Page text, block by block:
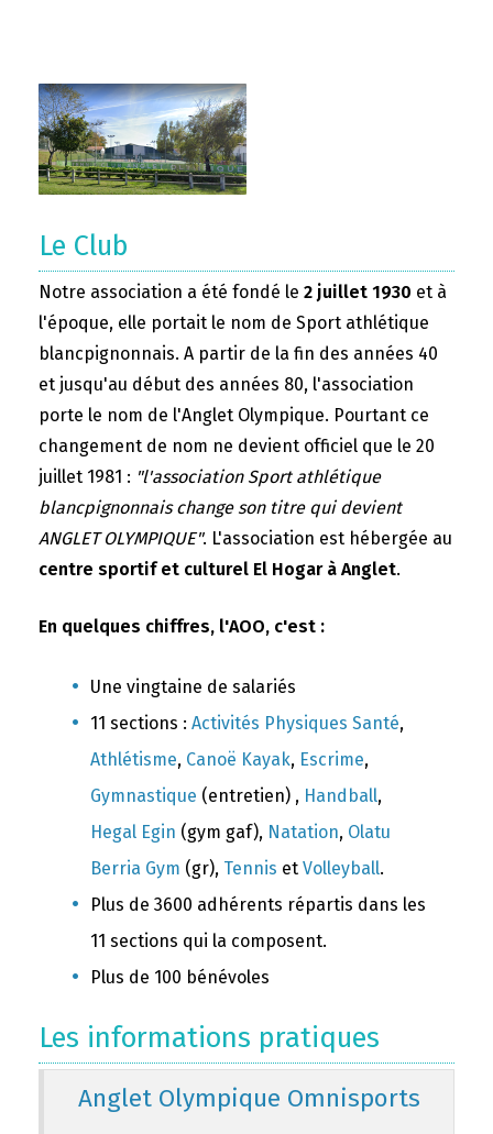
Le Club
Notre association a été fondé le 2 juillet 1930 et à
l'époque, elle portait le nom de Sport athlétique
blancpignonnais. A partir de la fin des années 40
et jusqu'au début des années 80, l'association
porte le nom de l'Anglet Olympique. Pourtant ce
changement de nom ne devient officiel que le 20
juillet 1981 : "l'association Sport athlétique
blancpignonnais change son titre qui devient
ANGLET OLYMPIQUE". L'association est hébergée au
centre sportif et culturel El Hogar à Anglet.
En quelques chiffres, l'AOO, c'est :
Une vingtaine de salariés
11 sections : Activités Physiques Santé,
Athlétisme, Canoë Kayak, Escrime,
Gymnastique (entretien) , Handball,
Hegal Egin (gym gaf), Natation, Olatu
Berria Gym (gr), Tennis et Volleyball.
Plus de 3600 adhérents répartis dans les
11 sections qui la composent.
Plus de 100 bénévoles
Les informations pratiques
Anglet Olympique Omnisports